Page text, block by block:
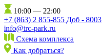
10:00 — 22:00
+7 (863) 2 855-855 Доб - 8003
info@trc-park.ru
Схема комплекса
Как добраться?